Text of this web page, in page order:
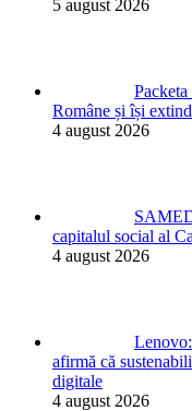
5 august 2026
Române și își
4 august 2026
capitalul social al
4 august 2026
afirmă că
digitale
4 august 2026